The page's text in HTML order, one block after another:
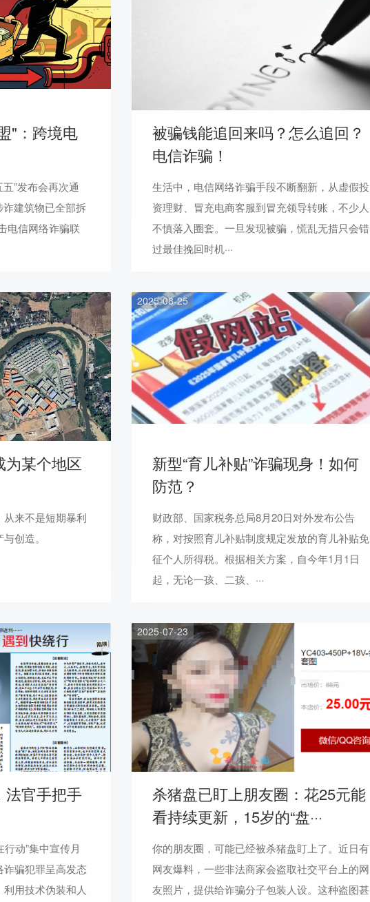
"：跨境电
”发布会再次通
建筑物已全部拆
电信网络诈骗联
被骗钱能追回来吗？怎么追回？
电信诈骗！
生活中，电信网络诈骗手段不断翻新，从虚假投
资理财、冒充电商客服到冒充领导转账，不少人
不慎落入圈套。一旦发现被骗，慌乱无措只会错
过最佳挽回时机···
为某个地区
来不是短期暴利
创造。
2025-08-25
新型“育儿补贴”诈骗现身！如何
防范？
财政部、国家税务总局8月20日对外发布公告
称，对按照育儿补贴制度规定发放的育儿补贴免
征个人所得税。根据相关方案，自今年1月1日
起，无论一孩、二孩、···
法官手把手
动”集中宣传月
骗犯罪呈高发态
用技术伪装和人
2025-07-23
杀猪盘已盯上朋友圈：花25元能
看持续更新，15岁的“盘···
你的朋友圈，可能已经被杀猪盘盯上了。近日有
网友爆料，一些非法商家会盗取社交平台上的网
友照片，提供给诈骗分子包装人设。这种盗图甚